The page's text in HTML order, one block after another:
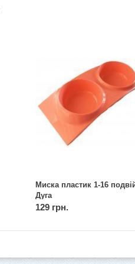
Миска пластик 1-16
Дуга
129 грн.